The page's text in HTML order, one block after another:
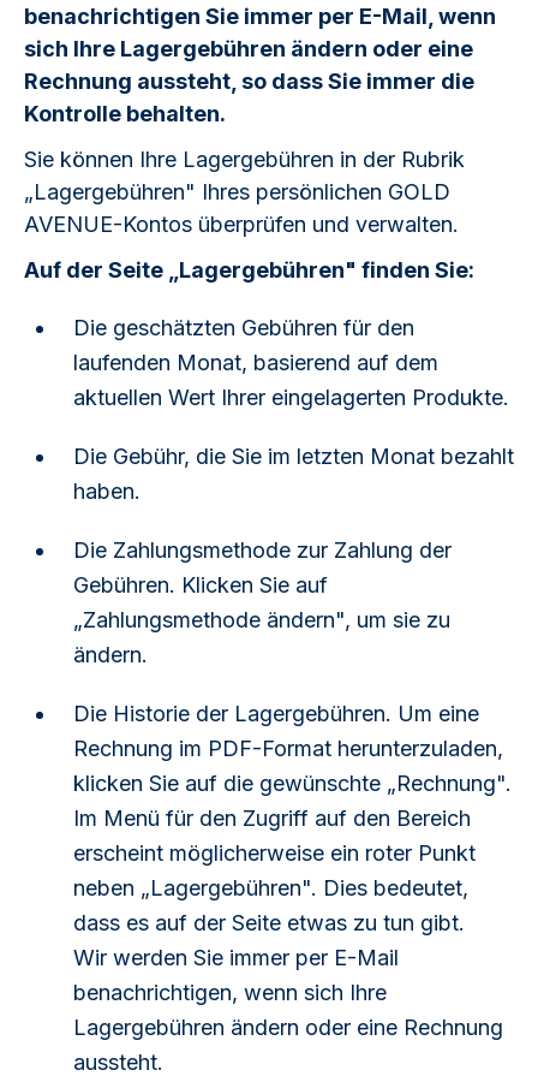
benachrichtigen Sie immer per E-Mail, wenn
sich Ihre Lagergebühren ändern oder eine
Rechnung aussteht, so dass Sie immer die
Kontrolle behalten.
Sie können Ihre Lagergebühren in der Rubrik
„Lagergebühren" Ihres persönlichen GOLD
AVENUE-Kontos überprüfen und verwalten.
Auf der Seite „Lagergebühren" finden Sie:
Die geschätzten Gebühren für den
laufenden Monat, basierend auf dem
aktuellen Wert Ihrer eingelagerten Produkte.
Die Gebühr, die Sie im letzten Monat bezahlt
haben.
Die Zahlungsmethode zur Zahlung der
Gebühren. Klicken Sie auf
„Zahlungsmethode ändern", um sie zu
ändern.
Die Historie der Lagergebühren. Um eine
Rechnung im PDF-Format herunterzuladen,
klicken Sie auf die gewünschte „Rechnung".
Im Menü für den Zugriff auf den Bereich
erscheint möglicherweise ein roter Punkt
neben „Lagergebühren". Dies bedeutet,
dass es auf der Seite etwas zu tun gibt.
Wir werden Sie immer per E-Mail
benachrichtigen, wenn sich Ihre
Lagergebühren ändern oder eine Rechnung
aussteht.